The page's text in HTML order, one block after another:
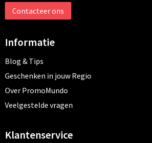
Contacteer ons
Informatie
Blog & Tips
Geschenken in jouw Regio
Over PromoMundo
Veelgestelde vragen
Klantenservice